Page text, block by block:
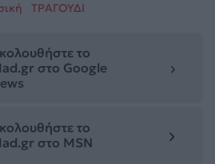
ΤΡΑΓΟΥΔΙ
το
στο Google
το
στο MSN